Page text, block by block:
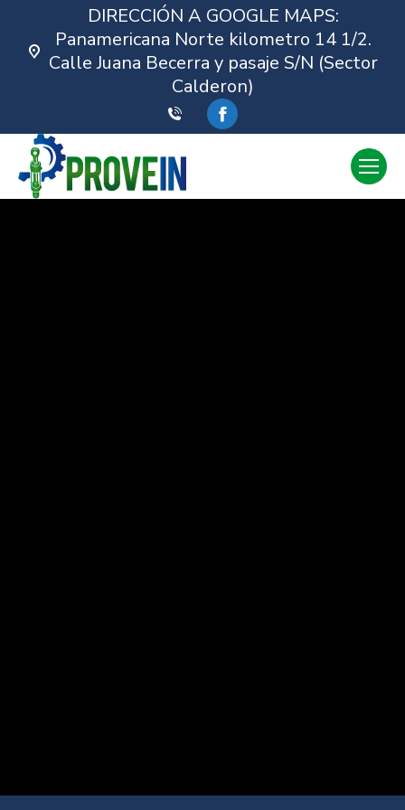
DIRECCIÓN A GOOGLE MAPS:
Panamericana Norte kilometro 14 1/2.
Calle Juana Becerra y pasaje S/N (Sector
Calderon)
Facebook